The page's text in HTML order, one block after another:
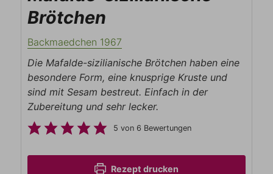
Brötchen
Backmaedchen 1967
Die Mafalde-sizilianische Brötchen haben eine
besondere Form, eine knusprige Kruste und
sind mit Sesam bestreut. Einfach in der
Zubereitung und sehr lecker.
5 von 6 Bewertungen
Rezept drucken